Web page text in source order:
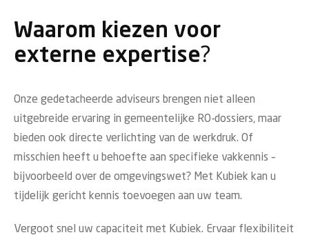
Waarom kiezen voor
externe expertise?
Onze gedetacheerde adviseurs brengen niet alleen
uitgebreide ervaring in gemeentelijke RO-dossiers, maar
bieden ook directe verlichting van de werkdruk. Of
misschien heeft u behoefte aan specifieke vakkennis –
bijvoorbeeld over de omgevingswet? Met Kubiek kan u
tijdelijk gericht kennis toevoegen aan uw team.
Vergoot snel uw capaciteit met Kubiek. Ervaar flexibiliteit